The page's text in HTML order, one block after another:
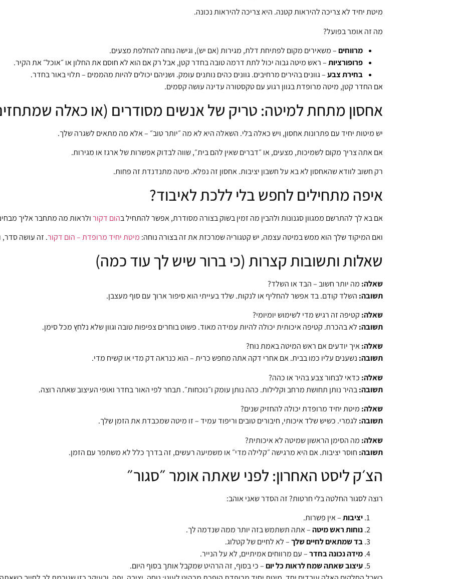
מיטת יחיד לא צריכה להיראות קטנה. היא צריכה להיראות נכונה.
מה זה אומר בפועל?
מרווחים– משאירים מקום לפתיחת דלת, מגירות (אם יש), וגישה נוחה להחלפת מצעים.
פרופורציות– ראש מיטה גבוה יכול לתת דרמה טובה בחדר קטן, אבל רק אם הוא לא חוסם את החלון או ״אוכל״ את הקיר.
בחירת צבע– גוונים בהירים מרחיבים. גוונים כהים נותנים עומק. ושניהם יכולים להיות מהממים – תלוי באור בחדר.
אם החדר קטן, מיטה מרופדת בגוון רגוע עם טקסטורה עדינה עושה קסמים.
אחסון מתחת למיטה: טריק של אנשים מסודרים (או כאלה
יש מיטות יחיד עם פתרונות אחסון, ויש כאלה בלי. השאלה היא לא מה ״יותר טוב״ – אלא מה מתאים לשגרה שלך.
אם אתה צריך מקום לשמיכות, מצעים, או ״דברים שאין להם בית״, שווה לבדוק אפשרות של ארגז או מגירות.
רק חשוב לוודא שהאחסון לא בא על חשבון יציבות. אחסון זה נפלא. מיטה מתנדנדת זה פחות.
איפה מתחילים לחפש בלי ללכת לאיבוד?
אם בא לך להתרשם ממגוון סגנונות ולהבין מה זמין בשוק בצורה מסודרת, אפשר להתחיל בהום דקורולראות מה מתחבר אליך
ואם המיקוד שלך הוא ממש במיטה עצמה, יש קטגוריה שמרכזת את זה בצורה נוחה: מיטת יחיד מרופדת – הום דקור. זה עושה סדר,
שאלות ותשובות קצרות (כי ברור שיש לך עוד כמה)
שאלה: מה יותר חשוב – הבד או השלד?
תשובה: השלד קודם. בד אפשר להחליף או לנקות. שלד בעייתי הוא סיפור ארוך עם סוף מעצבן.
שאלה: קטיפה זה רגיש מדי לשימוש יומיומי?
תשובה: לא בהכרח. קטיפה איכותית יכולה להיות עמידה מאוד. פשוט בוחרים צפיפות טובה וגוון שלא נלחץ מכל סימן.
שאלה:איך יודעים אם ראש המיטה באמת נוח?
תשובה: נשענים עליו כמו בבית. אם אחרי דקה אתה מחפש כרית – הוא כנראה דק מדי או קשיח מדי.
שאלה: כדאי לבחור צבע בהיר או כהה?
תשובה:בהיר נותן תחושת מרחב וקלילות. כהה נותן עומק ו״נוכחות״. תבחר לפי האור בחדר ואופי העיצוב שאתה רוצה.
שאלה: מיטת יחיד מרופדת יכולה להחזיק שנים?
תשובה: לגמרי. כשיש שלד איכותי, חיבורים טובים וריפוד עמיד – זו מיטה שמכבדת את הזמן שלך.
שאלה: מה הסימן הראשון שמיטה לא איכותית?
תשובה: חוסר יציבות. אם היא מרגישה ״קלילה מדי״ או משמיעה רעשים, זה בדרך כלל לא משתפר עם הזמן.
הצ׳ק ליסט האחרון: לפני שאתה אומר ״סגור״
רוצה לסגור החלטה בלי חרטות? זה הסדר שאני אוהב:
יציבות– אין פשרות.
נוחות ראש מיטה– אתה תשתמש בזה יותר ממה שנדמה לך.
בד שמתאים לחיים שלך– לא לחיים של קטלוג.
מידה נכונה בחדר– עם מרווחים אמיתיים, לא על הנייר.
עיצוב שאתה שמח לראות כל יום– כי בסוף, זה הרהיט שמקבל אותך בסוף היום.